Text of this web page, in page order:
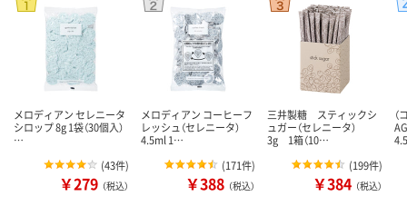
メロディアン セレニータ
シロップ 8g 1袋（30個入）
…
(43件)
￥279 （税込）
メロディアン コーヒーフ
レッシュ（セレニータ）
4.5ml 1…
(171件)
￥388 （税込）
三井製糖 スティックシ
ュガー（セレニータ）
3g 1箱（10…
(199件)
￥384 （税込）